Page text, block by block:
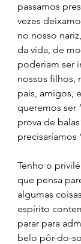
passamos
vezes
no nosso
da vida, de
poderiam ser
nossos filhos,
pais, amigos,
queremos ser
prova de
precisaríamos
Tenho o
que pensa
algumas
espírito
parar para
belo pôr-do-